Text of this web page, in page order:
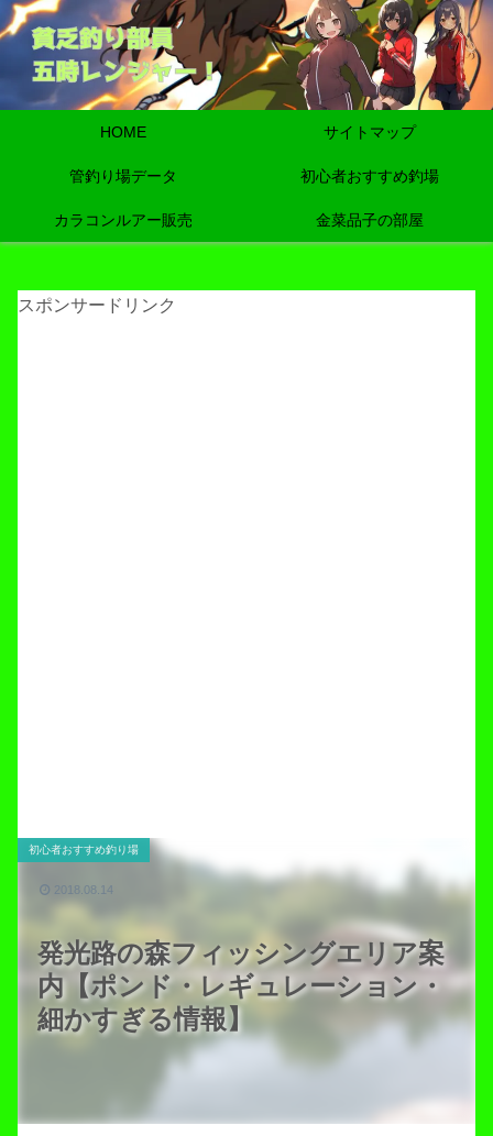
HOME サイトマップ
管釣り場データ 初心者おすすめ釣場
カラコンルアー販売 金菜品子の部屋
スポンサードリンク
発光路の森フィッシングエリア案
内【ポンド・レギュレーション・
細かすぎる情報】
初心者おすすめ釣り場
2018.08.14